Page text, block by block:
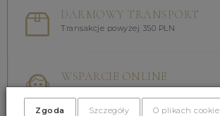
DARMOWY TRANSPORT
Transakcje powyżej 350 PLN
WSPARCIE ONLINE
Wspieramy online 8.00-16.00
tel. 578 552 642
Zgoda Szczegóły O plikach cookie